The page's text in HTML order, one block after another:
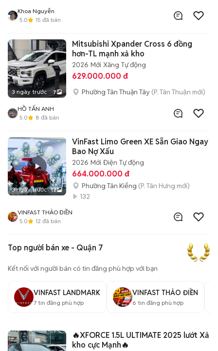
Khoa Nguyễn
5.0
15 đã bán
3 ngày trước 7
Mitsubishi Xpander Cross 6 đồng
hơn-TL mạnh xả kho
2026 Mới Xăng Tự động
629.000.000 đ
Phường Tân Thuận Tây (P. Tân Thuận mới)
HỒ TẤN ANH
5.0
8 đã bán
3 ngày trước 12
VinFast Limo Green XE Sẵn Giao Ngay
Bao Nợ Xấu
2026 Mới Điện Tự động
664.000.000 đ
Phường Tân Kiểng (P. Tân Hưng mới)
132
VINFAST THẢO ĐIỀN
5.0
12 đã bán
Top người bán xe - Quận 7
Kết nối với người bán có tin đăng phù hợp với bạn
VINFAST LANDMARK
7 tin đăng phù hợp
VINFAST THẢO ĐIỀN
6 tin đăng phù hợp
🔥XFORCE 1.5L ULTIMATE 2025 lướt Xả
kho cực Mạnh🔥